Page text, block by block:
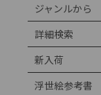
ジャンルから
詳細検索
新入荷
浮世絵参考書